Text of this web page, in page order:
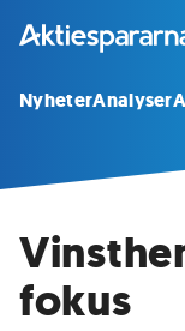
NyheterAnalyser
fokus